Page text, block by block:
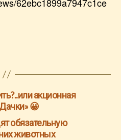
акционная
😀
обязательную
животных